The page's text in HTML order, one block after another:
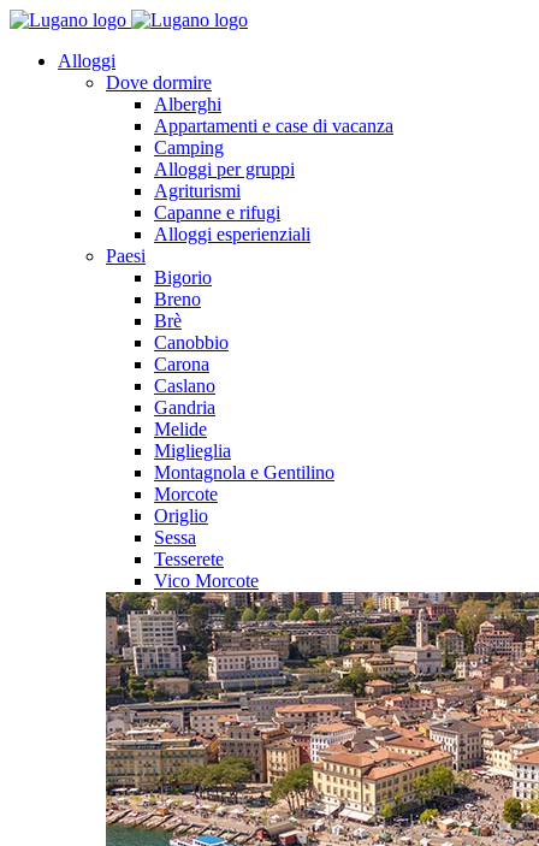
Alloggi
Dove dormire
Alberghi
Appartamenti e case di vacanza
Camping
Alloggi per gruppi
Agriturismi
Capanne e rifugi
Alloggi esperienziali
Paesi
Bigorio
Breno
Brè
Canobbio
Carona
Caslano
Gandria
Melide
Miglieglia
Montagnola e Gentilino
Morcote
Origlio
Sessa
Tesserete
Vico Morcote